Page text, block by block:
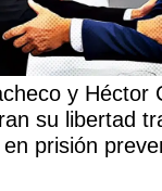
y Héctor
su libertad
prisión